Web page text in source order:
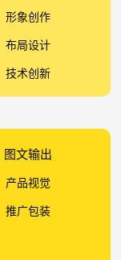
形象创作
布局设计
技术创新
图文输出
产品视觉
推广包装